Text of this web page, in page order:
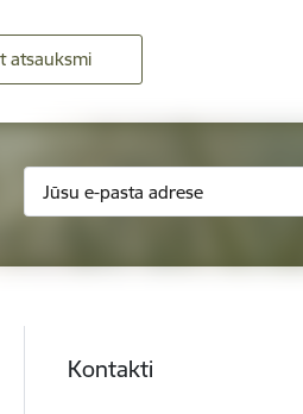
atsauksmi
Kontakti